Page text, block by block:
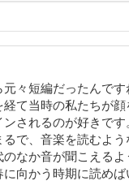
々短編だったんで
て当時の私たちが
ンされるのが好き
で、音楽を読むよ
のなか音が聞こえ
向かう時期に読めば